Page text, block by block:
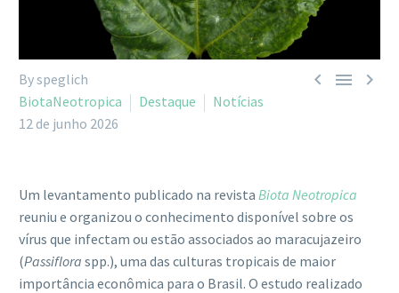
  
By speglich
BiotaNeotropica
Destaque
Notícias
12 de junho 2026
Um levantamento publicado na revista Biota Neotropica
reuniu e organizou o conhecimento disponível sobre os
vírus que infectam ou estão associados ao maracujazeiro
(Passiflora spp.), uma das culturas tropicais de maior
importância econômica para o Brasil. O estudo realizado